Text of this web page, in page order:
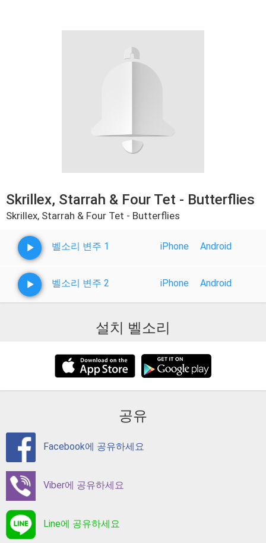
Skrillex, Starrah & Four Tet - Butterflies
Skrillex, Starrah & Four Tet - Butterflies
벨소리 변주 1 iPhone Android
벨소리 변주 2 iPhone Android
설치 벨소리
공유
Facebook에 공유하세요
Viber에 공유하세요
Line에 공유하세요